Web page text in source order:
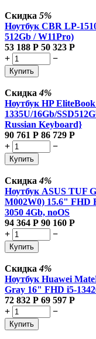
Скидка 5%
Ноутбук CBR LP-
512Gb / W11Pro)
53 188 Р 50 323 Р
+
−
Купить
Скидка4%
Ноутбук HP
1335U/16Gb/
Russian Keyboard}
90 761 Р 86 729 Р
+
−
Купить
Скидка4%
Ноутбук ASUS TUF
M002W0) 15.6" FHD
3050 4Gb, noOS
94 364 Р 90 160 Р
+
−
Купить
Скидка4%
Ноутбук Huawei
Gray 16" FHD i5-
72 832 Р 69 597 Р
+
−
Купить